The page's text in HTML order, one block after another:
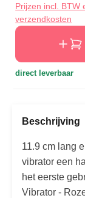
Prijzen incl. BTW
verzendkosten
direct leverbaar
Beschrijving
11.9 cm lang
vibrator een
het eerste
Vibrator -